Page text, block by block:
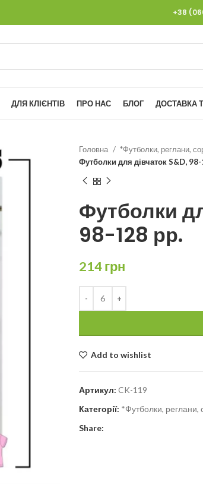
+38
ДЛЯ КЛІЄНТІВ ПРО НАС БЛОГ ДОСТАВКА
Головна
*Футболки, реглани,
Футболки для дівчаток S&D,
Футболки
98-128 рр.
214грн
Add to wishlist
Артикул: CK-119
Категорії: *Футболки, реглани,
Share: